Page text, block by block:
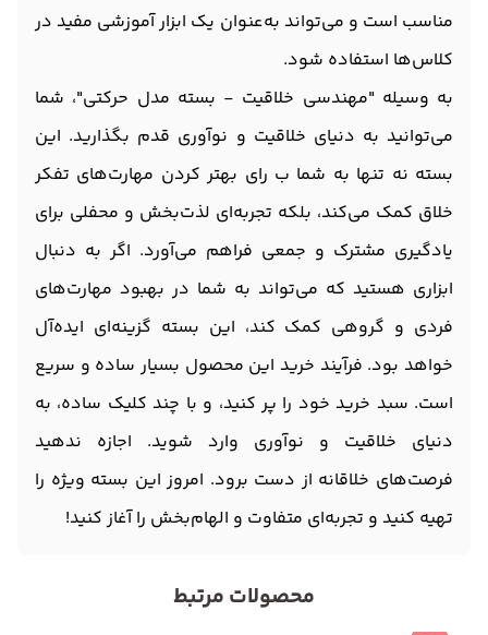
مناسب است و می‌تواند به‌عنوان یک ابزار آموزشی مفید در
کلاس‌ها استفاده شود.
به وسیله "مهندسی خلاقیت - بسته مدل حرکتی"، شما
می‌توانید به دنیای خلاقیت و نوآوری قدم بگذارید. این
بسته نه تنها به شما ب رای بهتر کردن مهارت‌های تفکر
خلاق کمک می‌کند، بلکه تجربه‌ای لذت‌بخش و محفلی برای
یادگیری مشترک و جمعی فراهم می‌آورد. اگر به دنبال
ابزاری هستید که می‌تواند به شما در بهبود مهارت‌های
فردی و گروهی کمک کند، این بسته گزینه‌ای ایده‌آل
خواهد بود. فرآیند خرید این محصول بسیار ساده و سریع
است. سبد خرید خود را پر کنید، و با چند کلیک ساده، به
دنیای خلاقیت و نوآوری وارد شوید. اجازه ندهید
فرصت‌های خلاقانه از دست برود. امروز این بسته ویژه را
تهیه کنید و تجربه‌ای متفاوت و الهام‌بخش را آغاز کنید!
محصولات مرتبط